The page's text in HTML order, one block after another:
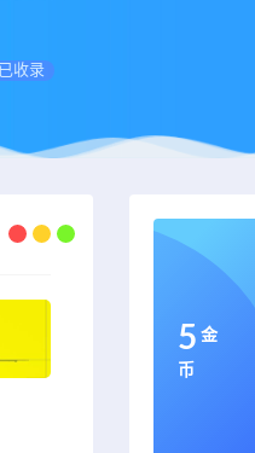
已收录
5 金
币